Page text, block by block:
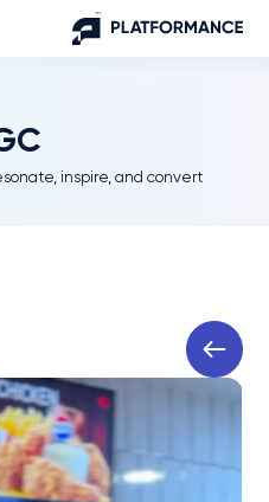
inspire, and convert.